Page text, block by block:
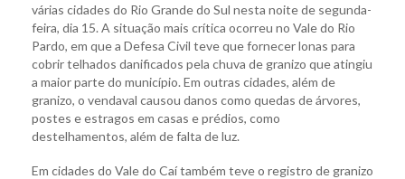
várias cidades do Rio Grande do Sul nesta noite de segunda-
feira, dia 15. A situação mais crítica ocorreu no Vale do Rio
Pardo, em que a Defesa Civil teve que fornecer lonas para
cobrir telhados danificados pela chuva de granizo que atingiu
a maior parte do município. Em outras cidades, além de
granizo, o vendaval causou danos como quedas de árvores,
postes e estragos em casas e prédios, como
destelhamentos, além de falta de luz.
Em cidades do Vale do Caí também teve o registro de granizo